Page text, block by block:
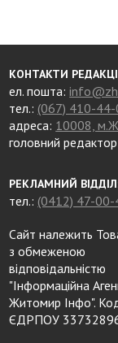
КОНТАКТИ
ел. пошта:
тел.: (067) 410-44-
адреса: 10008,
головний
РЕКЛАМНИЙ
тел.: (0412) 47-00-
Сайт належить
з обмеженою
відповідальністю
"Інформаційна
Житомир Інфо".
ЄДРПОУ